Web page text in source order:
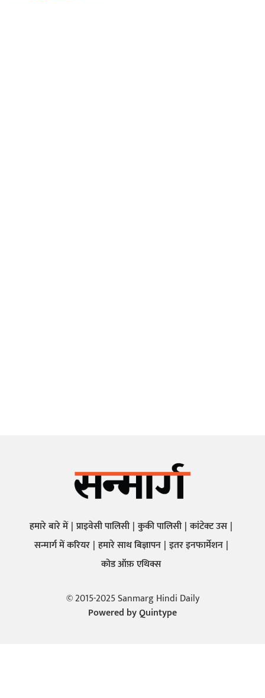
हमारे बारे में प्राइवेसी पालिसी कुकी पालिसी कांटेक्ट उस
सन्मार्ग में करियर हमारे साथ बिज्ञापन इतर इनफार्मेशन
कोड ऑफ़ एथिक्स
© 2015-2025 Sanmarg Hindi Daily
Powered byQuintype